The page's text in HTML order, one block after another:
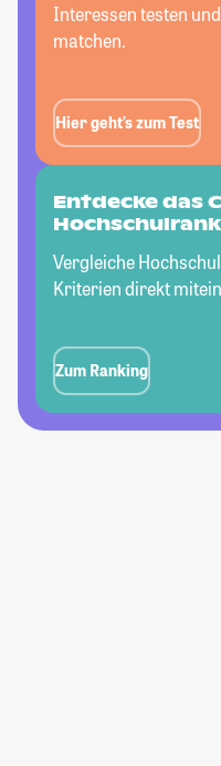
Interessen testen
matchen.
Hier geht’s zum Test
Entdecke das
Vergleiche
Kriterien direkt
Zum Ranking